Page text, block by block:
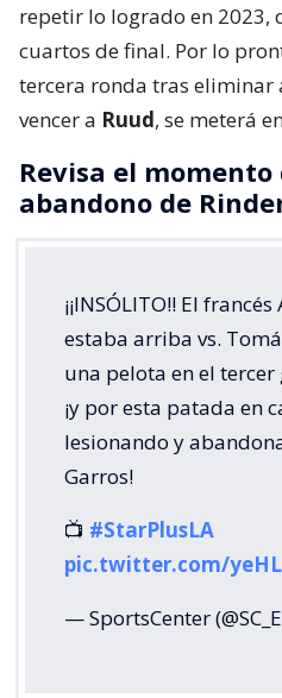
repetir lo logrado en 2023,
cuartos de final. Por lo
tercera ronda tras eliminar
vencer a Ruud, se meterá
Revisa el
abandono de
¡¡INSÓLITO!! El
estaba arriba vs.
una pelota en el
¡y por esta patada en
lesionando y
Garros!
📺 #StarPlusLA
pic.twitter.com/
— SportsCenter